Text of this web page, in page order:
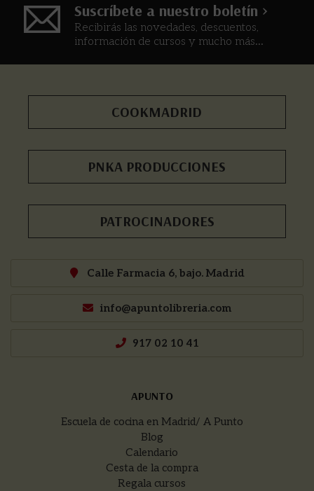
Suscríbete a nuestro boletín >
Recibirás las novedades, descuentos,
información de cursos y mucho más...
COOKMADRID
PNKA PRODUCCIONES
PATROCINADORES
Calle Farmacia 6, bajo. Madrid
info@apuntolibreria.com
917 02 10 41
APUNTO
Escuela de cocina en Madrid/ A Punto
Blog
Calendario
Cesta de la compra
Regala cursos